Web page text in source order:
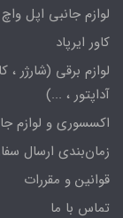
لوازم جانبی اپل واچ
کاور ایرپاد
لوازم برقی (شارژر ،
آداپتور ، ...)
اکسسوری و لوازم
زمان‌بندی ارسال
قوانین و مقررات
تماس با ما